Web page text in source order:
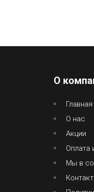
О
Главная
О нас
Акции
Оплата
Мы в